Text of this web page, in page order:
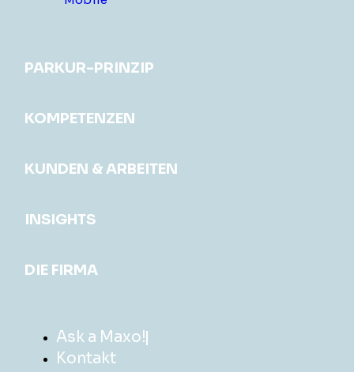
PARKUR-PRINZIP
KOMPETENZEN
KUNDEN & ARBEITEN
INSIGHTS
DIE FIRMA
Ask a Maxo!
Kontakt